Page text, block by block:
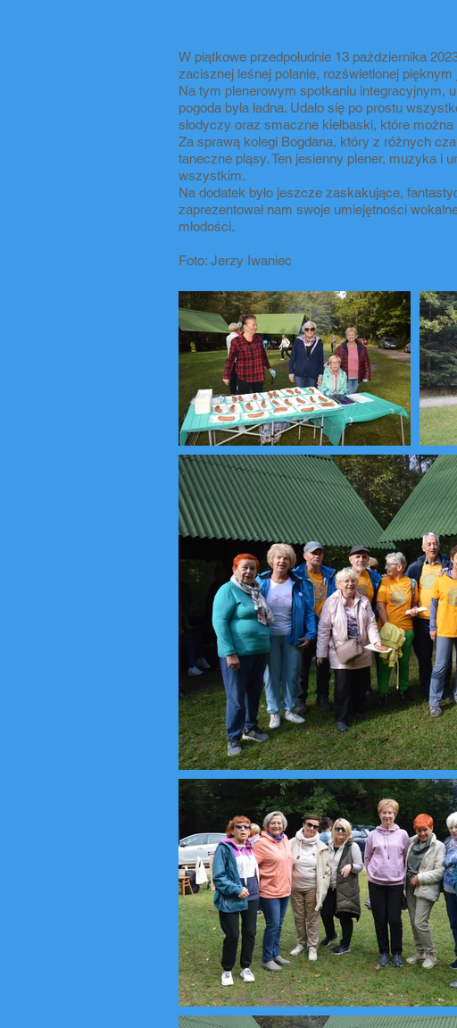
W piątkowe przedpołudnie 13 października
zacisznej leśnej polanie, rozświetlonej
Na tym plenerowym spotkaniu integracyjnym,
pogoda była ładna. Udało się po prostu
słodyczy oraz smaczne kiełbaski, które można
Za sprawą kolegi Bogdana, który z różnych
taneczne pląsy. Ten jesienny plener, muzyka i
wszystkim.
Na dodatek było jeszcze zaskakujące,
zaprezentował nam swoje umiejętności
młodości.
Foto: Jerzy Iwaniec